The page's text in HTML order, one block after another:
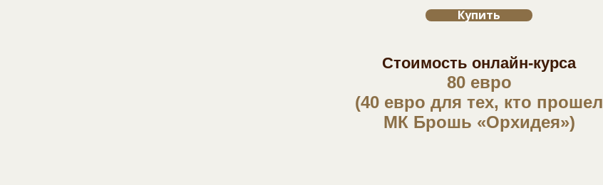
Купить
Стоимость онлайн-курса
80 евро
(40 евро для тех, кто прошел
МК Брошь «Орхидея»)